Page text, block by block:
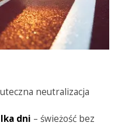
neutralizacja
dni – świeżość bez